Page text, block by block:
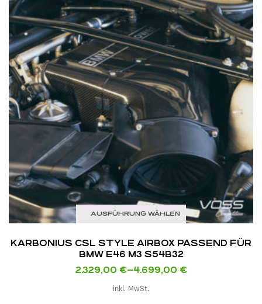
AUSFÜHRUNG WÄHLEN
KARBONIUS CSL STYLE AIRBOX PASSEND FÜR
BMW E46 M3 S54B32
2.329,00 €–4.699,00 €
inkl. MwSt.